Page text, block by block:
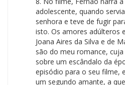
adolescente, quando
senhora e teve de fugir
isto. Os amores adúlteros
Joana Aires da Silva e de
são do meu romance,
sobre um escândalo da
episódio para o seu filme,
um segundo amante, a